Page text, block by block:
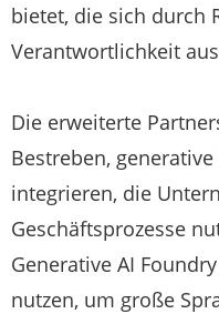
bietet, die sich durch
Verantwortlichkeit
Die erweiterte
Bestreben,
integrieren, die
Geschäftsprozesse
Generative AI
nutzen, um große